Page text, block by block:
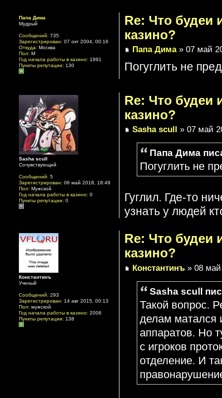
Re: Что будеи
казино?
Папа Дима» 07 май
Погуглить не
Папа Дима
Мудрый
Сообщений: 735
Зарегистрирован: 07 окт 2004, 00:16
Откуда: Москва
Пол: М
Год начала работы в казино: 1991
Пункты репутации: 130
Re: Что будеи
казино?
Sasha scull » 07 май
Папа Дима
Погуглить не
Гуглил. Где-то
узнать у людей
Sasha scull
Сочувствующий
Сообщений: 5
Зарегистрирован: 06 май 2018, 18:49
Пол: Мужской
Год начала работы в казино: 0
Пункты репутации: 0
Re: Что будеи
казино?
Константинъ» 08 май
Sasha scull
Такой вопрос.
делам матался
аппаратов. Но
с игроков
отделение. И
Константинъ
Ученый
Сообщений: 293
Зарегистрирован: 14 авг 2015, 00:13
Пол: мужской
Год начала работы в казино: 2006
Пункты репутации: 138